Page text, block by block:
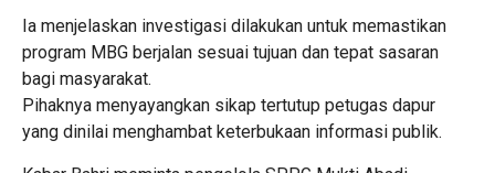
Ia menjelaskan investigasi dilakukan untuk memastikan
program MBG berjalan sesuai tujuan dan tepat sasaran
bagi masyarakat.
Pihaknya menyayangkan sikap tertutup petugas dapur
yang dinilai menghambat keterbukaan informasi publik.